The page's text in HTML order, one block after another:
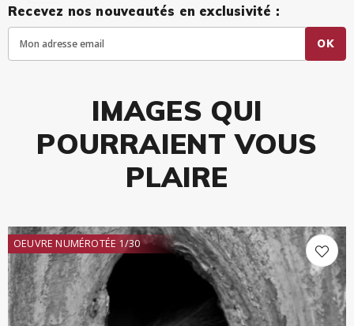
Recevez nos nouveautés en exclusivité :
OK
IMAGES QUI
POURRAIENT VOUS
PLAIRE
OEUVRE NUMÉROTÉE 1/30